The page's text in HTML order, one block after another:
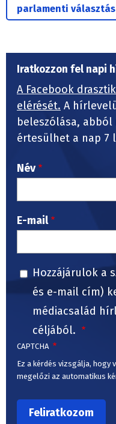
parlamenti választás
Iratkozzon fel napi
A Facebook
elérését. A
beleszólása,
értesülhet a nap 7
Név
E-mail
Hozzájárulok a
és e-mail cím)
médiacsalád
céljából.
CAPTCHA
Ez a kérdés vizsgálja,
megelőzi az automatikus